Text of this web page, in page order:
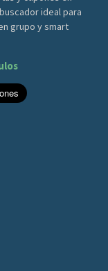
ideal para
grupo y smart